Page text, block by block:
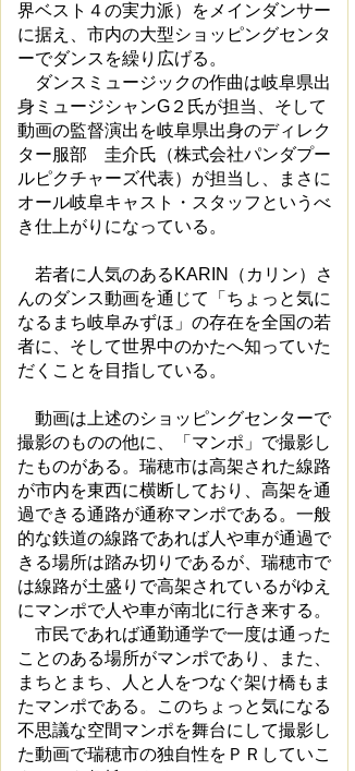
界ベスト４の実力派）をメインダンサー
に据え、市内の大型ショッピングセンタ
ーでダンスを繰り広げる。
ダンスミュージックの作曲は岐阜県出
身ミュージシャンG２氏が担当、そして
動画の監督演出を岐阜県出身のディレク
ター服部 圭介氏（株式会社パンダプー
ルピクチャーズ代表）が担当し、まさに
オール岐阜キャスト・スタッフというべ
き仕上がりになっている。
若者に人気のあるKARIN（カリン）さ
んのダンス動画を通じて「ちょっと気に
なるまち岐阜みずほ」の存在を全国の若
者に、そして世界中のかたへ知っていた
だくことを目指している。
動画は上述のショッピングセンターで
撮影のものの他に、「マンポ」で撮影し
たものがある。瑞穂市は高架された線路
が市内を東西に横断しており、高架を通
過できる通路が通称マンポである。一般
的な鉄道の線路であれば人や車が通過で
きる場所は踏み切りであるが、瑞穂市で
は線路が土盛りで高架されているがゆえ
にマンポで人や車が南北に行き来する。
市民であれば通勤通学で一度は通った
ことのある場所がマンポであり、また、
まちとまち、人と人をつなぐ架け橋もま
たマンポである。このちょっと気になる
不思議な空間マンポを舞台にして撮影し
た動画で瑞穂市の独自性をＰＲしていこ